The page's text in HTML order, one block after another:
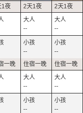
--
--
--
--
--
--
--
--